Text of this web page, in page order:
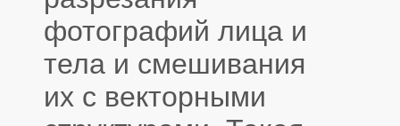
фотографий лица и
тела и смешивания
их с векторными